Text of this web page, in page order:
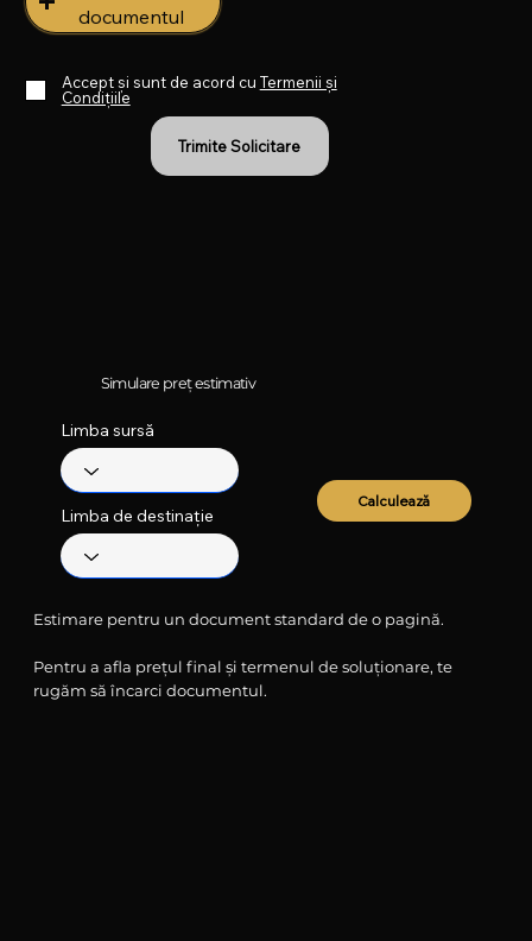
documentul
Accept și sunt de acord cu Termenii și
Condițiile
Trimite Solicitare
Simulare preț estimativ
Calculează
Limba sursă
Limba de destinație
Estimare pentru un document standard de o pagină.
Pentru a afla prețul final și termenul de soluționare, te
rugăm să încarci documentul.